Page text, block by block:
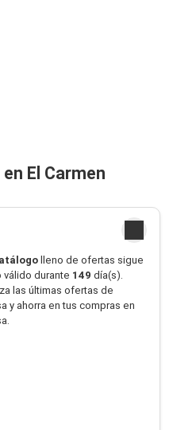
El Carmen
lleno de ofertas sigue
válido durante 149 día(s).
las últimas ofertas de
y ahorra en tus compras en